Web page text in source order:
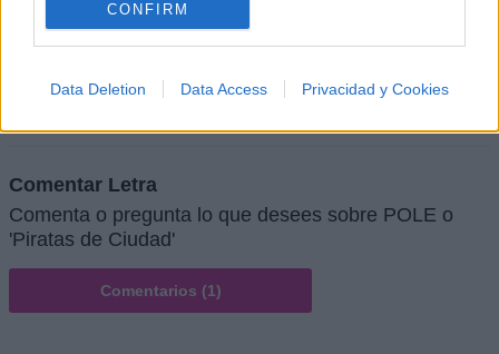
CONFIRM
Data Deletion Data Access Privacidad y Cookies
Comentar Letra
Comenta o pregunta lo que desees sobre POLE o
'Piratas de Ciudad'
Comentarios (1)